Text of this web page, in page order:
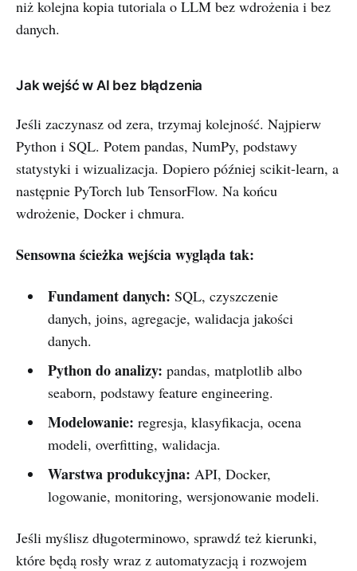
niż kolejna kopia tutoriala o LLM bez wdrożenia i bez
danych.
Jak wejść w AI bez błądzenia
Jeśli zaczynasz od zera, trzymaj kolejność. Najpierw
Python i SQL. Potem pandas, NumPy, podstawy
statystyki i wizualizacja. Dopiero później scikit-learn, a
następnie PyTorch lub TensorFlow. Na końcu
wdrożenie, Docker i chmura.
Sensowna ścieżka wejścia wygląda tak:
Fundament danych: SQL, czyszczenie
danych, joins, agregacje, walidacja jakości
danych.
Python do analizy: pandas, matplotlib albo
seaborn, podstawy feature engineering.
Modelowanie: regresja, klasyfikacja, ocena
modeli, overfitting, walidacja.
Warstwa produkcyjna: API, Docker,
logowanie, monitoring, wersjonowanie modeli.
Jeśli myślisz długoterminowo, sprawdź też kierunki,
które będą rosły wraz z automatyzacją i rozwojem